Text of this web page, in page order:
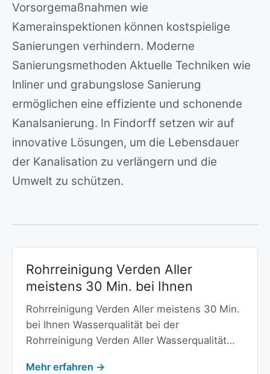
Vorsorgemaßnahmen wie
Kamerainspektionen können kostspielige
Sanierungen verhindern. Moderne
Sanierungsmethoden Aktuelle Techniken wie
Inliner und grabungslose Sanierung
ermöglichen eine effiziente und schonende
Kanalsanierung. In Findorff setzen wir auf
innovative Lösungen, um die Lebensdauer
der Kanalisation zu verlängern und die
Umwelt zu schützen.
Rohrreinigung Verden Aller
meistens 30 Min. bei Ihnen
Rohrreinigung Verden Aller meistens 30 Min.
bei Ihnen Wasserqualität bei der
Rohrreinigung Verden Aller Wasserqualität…
Mehr erfahren →